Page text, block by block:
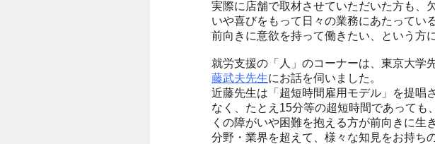
実際に店舗で取材させていただいた方も、
いや喜びをもって日々の業務にあたってい
前向きに意欲を持って働きたい、という方
就労支援の「人」のコーナーは、東京大
藤武夫先生にお話を伺いました。
近藤先生は「超短時間雇用モデル」を提唱
なく、たとえ15分等の超短時間であって
くの障がいや困難を抱える方が前向きに生
分野・業界を超えて、様々な知見をお持ち